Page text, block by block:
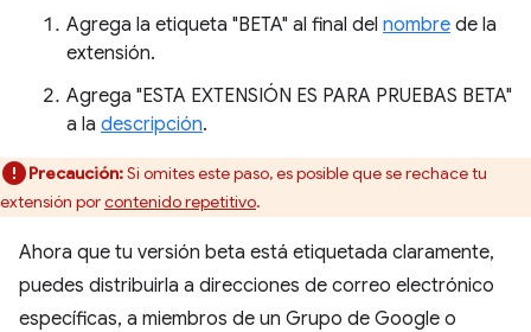
Agrega la etiqueta "BETA" al final del nombre de la
extensión.
Agrega "ESTA EXTENSIÓN ES PARA PRUEBAS BETA"
a la descripción.
Precaución:Si omites este paso, es posible que se rechace tu
extensión porcontenido repetitivo.
Ahora que tu versión beta está etiquetada claramente,
puedes distribuirla a direcciones de correo electrónico
específicas, a miembros de un Grupo de Google o